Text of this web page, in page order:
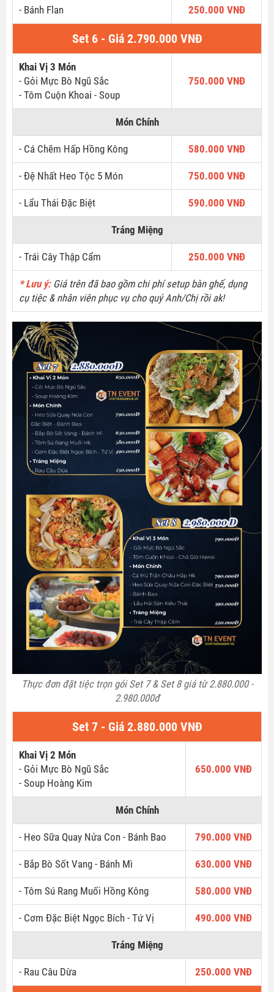
- Bánh Flan 250.000 VNĐ
Set 6 - Giá 2.790.000 VNĐ
Khai Vị 3 Món
- Gỏi Mực Bò Ngũ Sắc
- Tôm Cuộn Khoai - Soup
750.000 VNĐ
Món Chính
- Cá Chẽm Hấp Hồng Kông 580.000 VNĐ
- Đệ Nhất Heo Tộc 5 Món 750.000 VNĐ
- Lẩu Thái Đặc Biệt 590.000 VNĐ
Tráng Miệng
- Trái Cây Thập Cẩm 250.000 VNĐ
* Lưu ý: Giá trên đã bao gồm chi phí setup bàn ghế, dụng
cụ tiệc & nhân viên phục vụ cho quý Anh/Chị rồi ak!
Thực đơn đặt tiệc trọn gói Set 7 & Set 8 giá từ 2.880.000 -
2.980.000đ
Set 7 - Giá 2.880.000 VNĐ
Khai Vị 2 Món
- Gỏi Mực Bò Ngũ Sắc
- Soup Hoàng Kim
650.000 VNĐ
Món Chính
- Heo Sữa Quay Nửa Con - Bánh Bao 790.000 VNĐ
- Bắp Bò Sốt Vang - Bánh Mì 630.000 VNĐ
- Tôm Sú Rang Muối Hồng Kông 580.000 VNĐ
- Cơm Đặc Biệt Ngọc Bích - Tứ Vị 490.000 VNĐ
Tráng Miệng
- Rau Câu Dừa 250.000 VNĐ
LIÊN HỆ ĐẶT DỊCH VỤ TẠI ĐÂY
Liên hệ ngay để biết thêm chương trình khuyến mãi trong
tháng và bảng giá chi tiết của từng gói cước dịch vụ.
Họ tên*
Điện thoại*